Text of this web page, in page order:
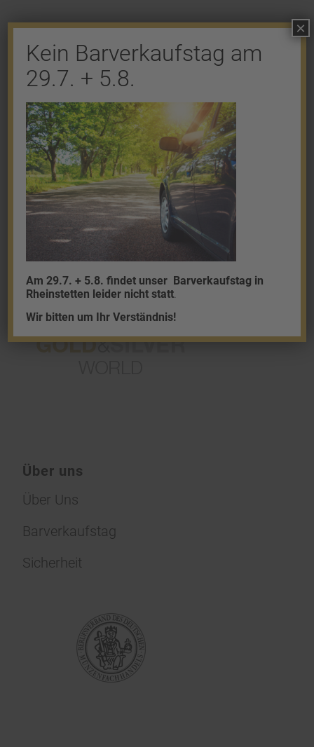
Shop
Gold
Granalien
Palladium
Über uns
Über Uns
Barverkaufstag
Sicherheit
Kein Barverkaufstag am
29.7. + 5.8.
Am 29.7. + 5.8. findet unser Barverkaufstag in
Rheinstetten leider nicht statt.
Wir bitten um Ihr Verständnis!
×